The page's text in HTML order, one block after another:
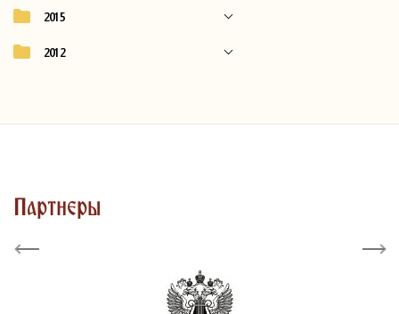
2015
2012
Партнеры
Previous Next